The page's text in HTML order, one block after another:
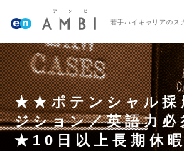
若手ハイキャリアのス
★★ポテンシャル採
ジション／英語力必
★10日以上長期休